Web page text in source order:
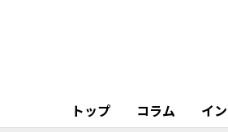
トップ コラム イ